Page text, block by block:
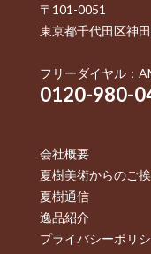
〒101-0051
東京都千代田区神
フリーダイヤル：
0120-980-
会社概要
夏樹美術からのご
夏樹通信
逸品紹介
プライバシーポリ